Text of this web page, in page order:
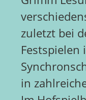
zuletzt bei
Festspielen
in